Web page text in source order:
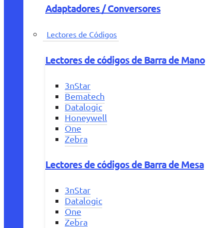
Adaptadores / Conversores
Lectores de Códigos
Lectores de códigos de Barra de Mano
3nStar
Bematech
Datalogic
Honeywell
One
Zebra
Lectores de códigos de Barra de Mesa
3nStar
Datalogic
One
Zebra